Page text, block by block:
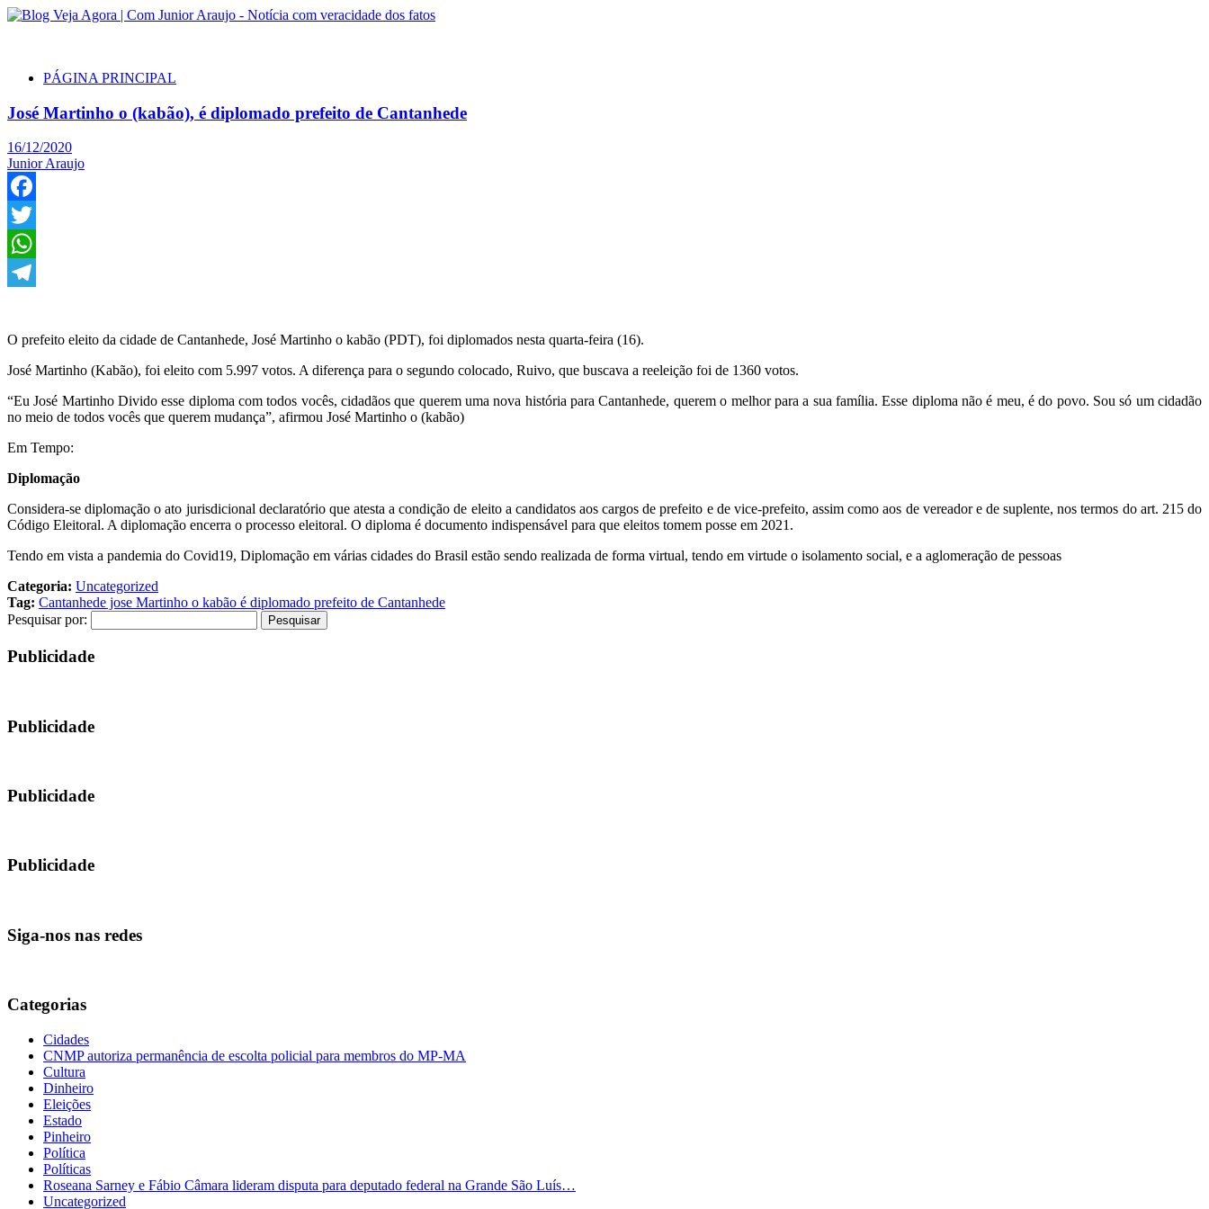
PÁGINA PRINCIPAL
José Martinho o (kabão), é diplomado prefeito de Cantanhede
16/12/2020
Junior Araujo
Facebook
Twitter
WhatsApp
O prefeito eleito da cidade de Cantanhede, José Martinho o kabão (PDT), foi diplomados nesta quarta-feira (16).
José Martinho (Kabão), foi eleito com 5.997 votos. A diferença para o segundo colocado, Ruivo, que buscava a reeleição foi de 1360 votos.
“Eu José Martinho Divido esse diploma com todos vocês, cidadãos que querem uma nova história para Cantanhede, querem o melhor para a sua família. Esse diploma não é meu, é do povo. Sou só um cidadão
no meio de todos vocês que querem mudança”, afirmou José Martinho o (kabão)
Em Tempo:
Diplomação
Considera-se diplomação o ato jurisdicional declaratório que atesta a condição de eleito a candidatos aos cargos de prefeito e de vice-prefeito, assim como aos de vereador e de suplente, nos termos do art. 215 do
Código Eleitoral. A diplomação encerra o processo eleitoral. O diploma é documento indispensável para que eleitos tomem posse em 2021.
Tendo em vista a pandemia do Covid19, Diplomação em várias cidades do Brasil estão sendo realizada de forma virtual, tendo em virtude o isolamento social, e a aglomeração de pessoas
Categoria: Uncategorized
Tag: Cantanhede jose Martinho o kabão é diplomado prefeito de Cantanhede
Pesquisar por:
Publicidade
Publicidade
Publicidade
Publicidade
Siga-nos nas redes
Categorias
Cidades
CNMP autoriza permanência de escolta policial para membros do MP-MA
Cultura
Dinheiro
Eleições
Estado
Pinheiro
Política
Políticas
Roseana Sarney e Fábio Câmara lideram disputa para deputado federal na Grande São Luís…
Uncategorized